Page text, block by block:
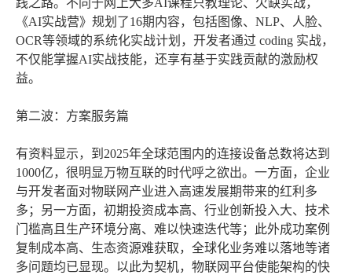
践之路。不同于网上大多AI课程只教理论、欠缺实战，
《AI实战营》规划了16期内容，包括图像、NLP、人脸、
OCR等领域的系统化实战计划，开发者通过 coding 实战，
不仅能掌握AI实战技能，还享有基于实践贡献的激励权
益。
第二波：方案服务篇
有资料显示，到2025年全球范围内的连接设备总数将达到
1000亿，很明显万物互联的时代呼之欲出。一方面，企业
与开发者面对物联网产业进入高速发展期带来的红利多
多；另一方面，初期投资成本高、行业创新投入大、技术
门槛高且生产环境分离、难以快速迭代等；此外成功案例
复制成本高、生态资源难获取，全球化业务难以落地等诸
多问题均已显现。以此为契机，物联网平台使能架构的快